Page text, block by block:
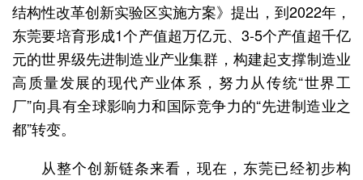
结构性改革创新实验区实施方案》提出，到2022年，
东莞要培育形成1个产值超万亿元、3-5个产值超千亿
元的世界级先进制造业产业集群，构建起支撑制造业
高质量发展的现代产业体系，努力从传统“世界工
厂”向具有全球影响力和国际竞争力的“先进制造业之
都”转变。
从整个创新链条来看，现在，东莞已经初步构